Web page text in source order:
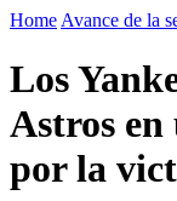
Home Avance de la
Los
Astros
por la